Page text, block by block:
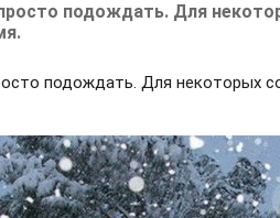
подождать. Для
подождать. Для некоторых